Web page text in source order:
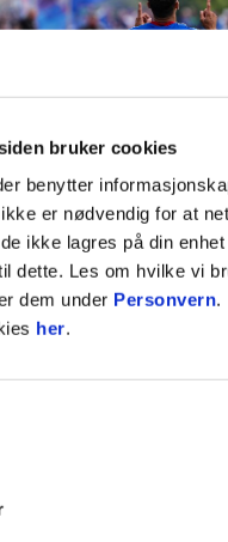
bruker cookies
benytter
er nødvendig for at
ikke lagres på din
dette. Les om hvilke vi
dem under Personvern.
her.
nesten litt surrealistisk å
lite luksusproblem. Det
å bli i Vålerenga og
steg, sier han.
unggutten har gjort de